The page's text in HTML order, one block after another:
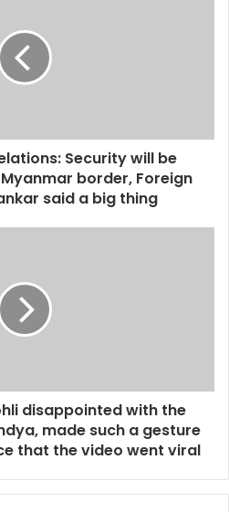
e
Security will be
border, Foreign
said a big thing
disappointed with the
made such a gesture
that the video went viral